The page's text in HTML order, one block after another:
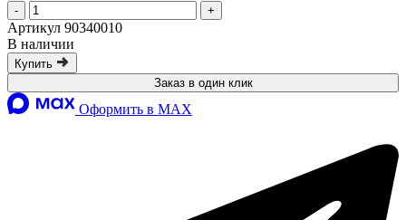
- +
Артикул 90340010
В наличии
Купить
Заказ в один клик
Оформить в MAX